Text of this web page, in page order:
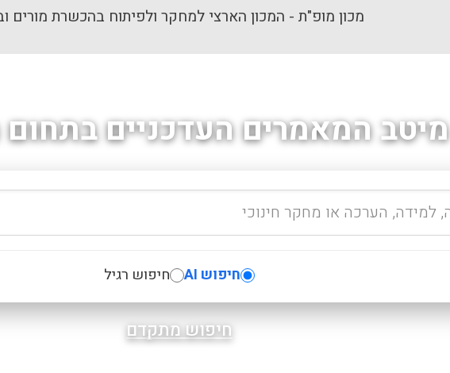
מכון מופ"ת - המכון הארצי למחקר ולפיתוח בהכשרת מורים
מיטב המאמרים העדכניים בתחום
חיפוש AI חיפוש רגיל
חיפוש מתקדם